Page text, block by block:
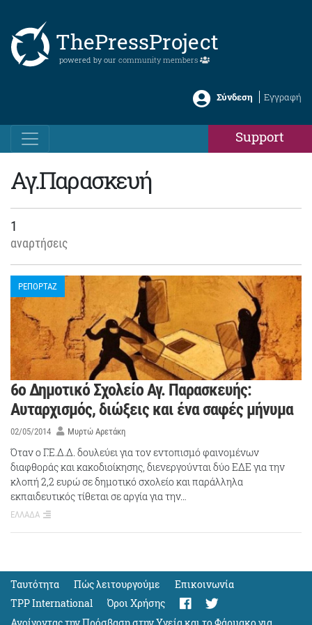
ThePressProject
powered by our community members
Σύνδεση Εγγραφή
Support
Αγ.Παρασκευή
1
αναρτήσεις
ΡΕΠΟΡΤΑΖ
6ο Δημοτικό Σχολείο Αγ. Παρασκευής:
Αυταρχισμός, διώξεις και ένα σαφές μήνυμα
02/05/2014 Μυρτώ Αρετάκη
Όταν ο Γ.Ε.Δ.Δ. δουλεύει για τον εντοπισμό φαινομένων
διαφθοράς και κακοδιοίκησης, διενεργούνται δύο ΕΔΕ για την
κλοπή 2,2 ευρώ σε δημοτικό σχολείο και παράλληλα
εκπαιδευτικός τίθεται σε αργία για την…
ΕΛΛΑΔΑ
Ταυτότητα Πώς λειτουργούμε
Eπικοινωνία
TPP International
Όροι Χρήσης